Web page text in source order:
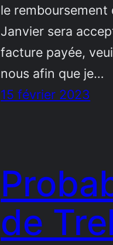
le remboursement
Janvier sera
facture payée,
nous afin que je…
15 février 2023
de